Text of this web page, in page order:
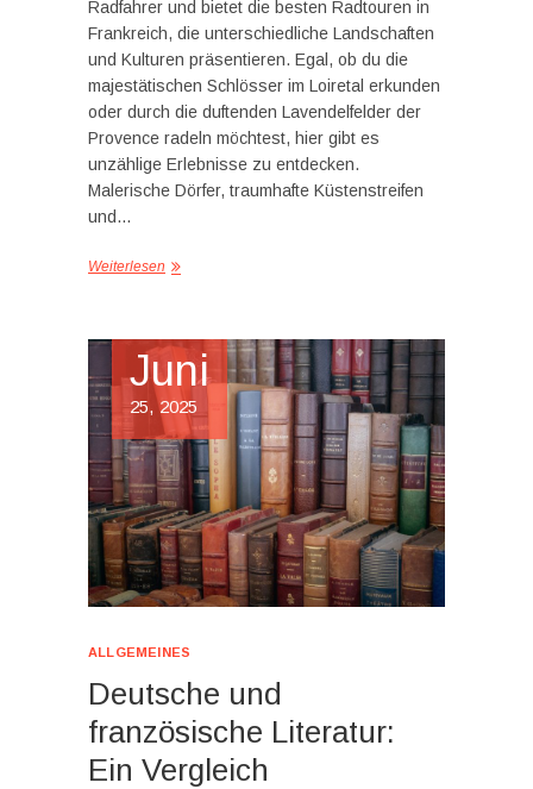
Radfahrer und bietet die besten Radtouren in
Frankreich, die unterschiedliche Landschaften
und Kulturen präsentieren. Egal, ob du die
majestätischen Schlösser im Loiretal erkunden
oder durch die duftenden Lavendelfelder der
Provence radeln möchtest, hier gibt es
unzählige Erlebnisse zu entdecken.
Malerische Dörfer, traumhafte Küstenstreifen
und…
Weiterlesen
Juni
25, 2025
ALLGEMEINES
Deutsche und
französische Literatur:
Ein Vergleich